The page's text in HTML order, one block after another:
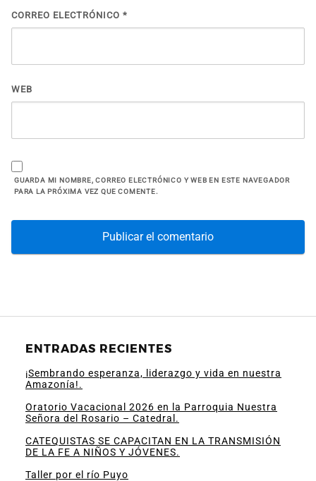
CORREO ELECTRÓNICO *
WEB
GUARDA MI NOMBRE, CORREO ELECTRÓNICO Y WEB EN ESTE NAVEGADOR
PARA LA PRÓXIMA VEZ QUE COMENTE.
ENTRADAS RECIENTES
¡Sembrando esperanza, liderazgo y vida en nuestra
Amazonía!.
Oratorio Vacacional 2026 en la Parroquia Nuestra
Señora del Rosario – Catedral.
CATEQUISTAS SE CAPACITAN EN LA TRANSMISIÓN
DE LA FE A NIÑOS Y JÓVENES.
Taller por el río Puyo